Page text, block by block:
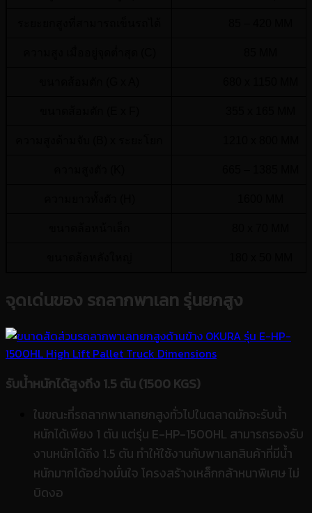
จุดเด่นของ รถลากพาเลท รุ่นยกสูง
รับน้ำหนักได้สูงถึง 1.5 ตัน (1500 KGS)
ในขณะที่รถลากพาเลทยกสูงทั่วไปในตลาดมักจะรับน้ำ
หนักได้เพียง 1 ตัน แต่รุ่น E-HP-1500HL สามารถรองรับ
งานหนักได้ถึง 1.5 ตัน ทำให้ใช้งานกับพาเลทสินค้าที่มีน้ำ
หนักมากได้อย่างมั่นใจ โครงสร้างเหล็กกล้าหนาพิเศษ ไม่
บิดงอ